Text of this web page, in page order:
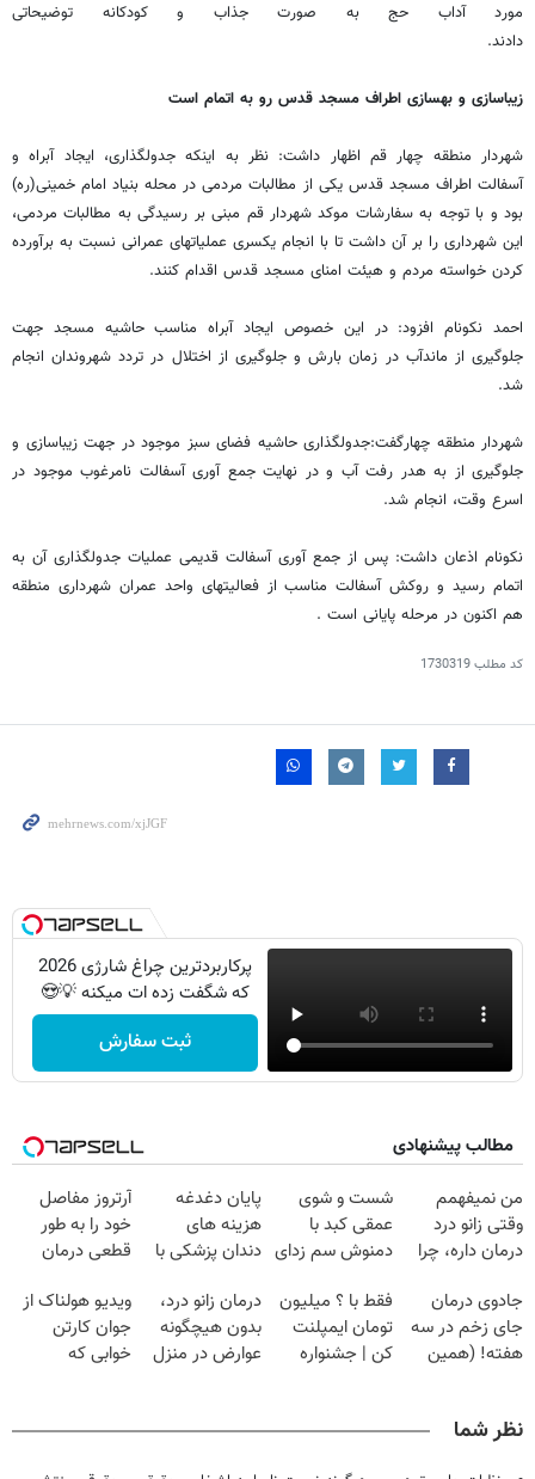
مورد آداب حج به صورت جذاب و کودکانه توضیحاتی
دادند.
زیباسازی و بهسازی اطراف مسجد قدس رو به اتمام است
شهردار منطقه چهار قم اظهار داشت: نظر به اینکه جدولگذاری، ایجاد آبراه و
آسفالت اطراف مسجد قدس یکی از مطالبات مردمی در محله بنیاد امام خمینی(ره)
بود و با توجه به سفارشات موکد شهردار قم مبنی بر رسیدگی به مطالبات مردمی،
این شهرداری را بر آن داشت تا با انجام یکسری عملیاتهای عمرانی نسبت به برآورده
کردن خواسته مردم و هیئت امنای مسجد قدس اقدام کنند.
احمد نکونام افزود: در این خصوص ایجاد آبراه مناسب حاشیه مسجد جهت
جلوگیری از ماندآب در زمان بارش و جلوگیری از اختلال در تردد شهروندان انجام
شد.
شهردار منطقه چهارگفت:جدولگذاری حاشیه فضای سبز موجود در جهت زیباسازی و
جلوگیری از به هدر رفت آب و در نهایت جمع آوری آسفالت نامرغوب موجود در
اسرع وقت، انجام شد.
نکونام اذعان داشت: پس از جمع آوری آسفالت قدیمی عملیات جدولگذاری آن به
اتمام رسید و روکش آسفالت مناسب از فعالیتهای واحد عمران شهرداری منطقه
هم اکنون در مرحله پایانی است .
کد مطلب1730319
پرکاربردترین چراغ شارژی 2026
که شگفت زده ات میکنه 💡😍
ثبت سفارش
مطالب پیشنهادی
من نمیفهمم
وقتی زانو درد
درمان داره، چرا
تحمل میکنی؟❗
شست و شوی
عمقی کبد با
دمنوش سم زدای
پایان دغدغه
هزینه های
دندان پزشکی با
خانگی
آرتروز مفاصل
خود را به طور
قطعی درمان
◗پرسش‌نامه◖
جادوی درمان
جای زخم در سه
هفته! (همین
فقط با ؟ میلیون
تومان ایمپلنت
کن | جشنواره
درمان زانو درد،
بدون هیچگونه
عوارض در منزل
ویدیو هولناک از
جوان کارتن
خوابی که
نظر شما